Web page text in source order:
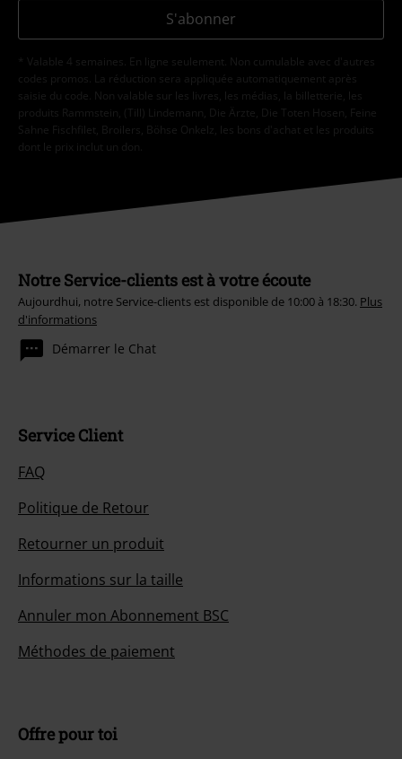
S'abonner
* Valable 4 semaines. En ligne seulement. Non cumulable avec d'autres
codes promos. La réduction sera appliquée automatiquement après
saisie du code. Non valable sur les livres, les médias, la billetterie, les
produits Rammstein, (Till) Lindemann, Die Ärzte, Die Toten Hosen, Feine
Sahne Fischfilet, Broilers, Böhse Onkelz, les bons d'achat et les produits
dont le prix inclut un don.
Notre Service-clients est à votre écoute
Aujourdhui, notre Service-clients est disponible de 10:00 à 18:30. Plus
d'informations
Démarrer le Chat
Service Client
FAQ
Politique de Retour
Retourner un produit
Informations sur la taille
Annuler mon Abonnement BSC
Méthodes de paiement
Offre pour toi